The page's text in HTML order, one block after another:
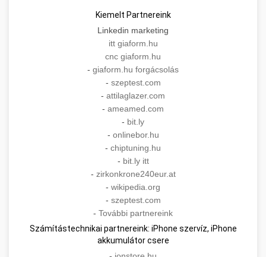
Kiemelt Partnereink
Linkedin marketing
itt giaform.hu
cnc giaform.hu
- giaform.hu forgácsolás
- szeptest.com
- attilaglazer.com
- ameamed.com
- bit.ly
- onlinebor.hu
- chiptuning.hu
- bit.ly itt
- zirkonkrone240eur.at
- wikipedia.org
- szeptest.com
- További partnereink
Számítástechnikai partnereink: iPhone szervíz, iPhone
akkumulátor csere